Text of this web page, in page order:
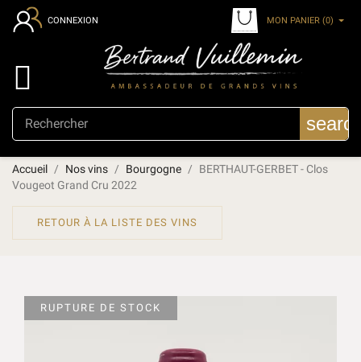
CONNEXION MON PANIER (0)

Accueil Nos vins Bourgogne
BERTHAUT-GERBET - Clos
Vougeot Grand Cru 2022
RETOUR À LA LISTE DES VINS
RUPTURE DE STOCK